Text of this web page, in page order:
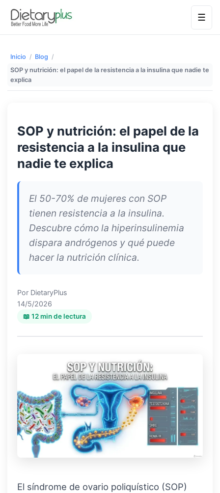
☰
Inicio / Blog /
SOP y nutrición: el papel de la resistencia a la insulina que nadie te
explica
SOP y nutrición: el papel de la
resistencia a la insulina que
nadie te explica
El 50-70% de mujeres con SOP
tienen resistencia a la insulina.
Descubre cómo la hiperinsulinemia
dispara andrógenos y qué puede
hacer la nutrición clínica.
Por DietaryPlus
14/5/2026
📖 12 min de lectura
El síndrome de ovario poliquístico (SOP)